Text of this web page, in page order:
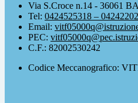
Via S.Croce n.14 - 36061
Tel: 0424525318 –
Email:
PEC:
C.F.: 82002530242
Codice Meccanografico: